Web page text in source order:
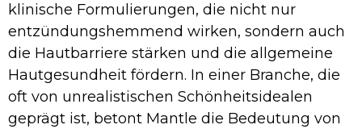
klinische Formulierungen, die nicht nur
entzündungshemmend wirken, sondern auch
die Hautbarriere stärken und die allgemeine
Hautgesundheit fördern. In einer Branche, die
oft von unrealistischen Schönheitsidealen
geprägt ist, betont Mantle die Bedeutung von